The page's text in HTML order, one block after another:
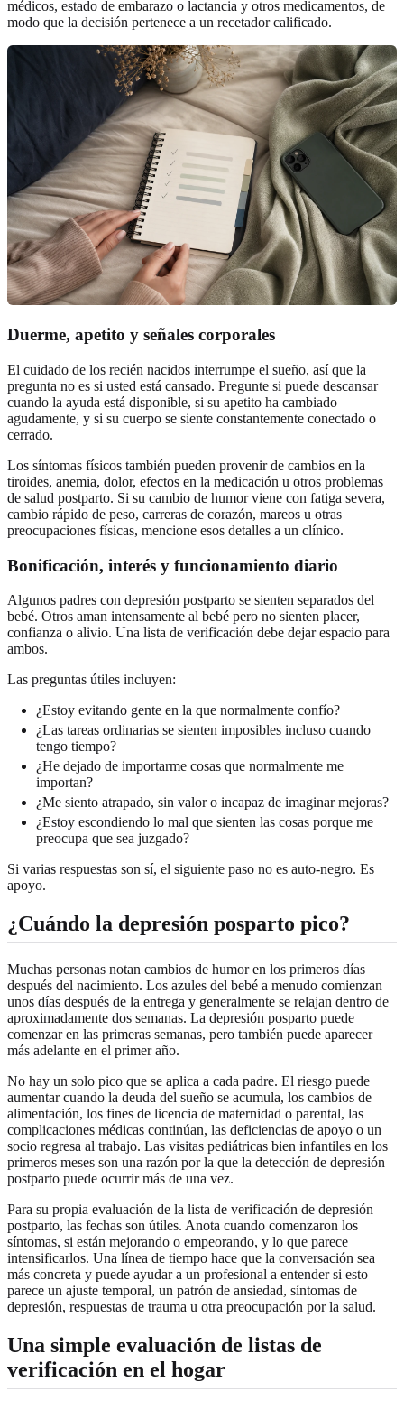
médicos, estado de embarazo o lactancia y otros medicamentos, de
modo que la decisión pertenece a un recetador calificado.
Duerme, apetito y señales corporales
El cuidado de los recién nacidos interrumpe el sueño, así que la
pregunta no es si usted está cansado. Pregunte si puede descansar
cuando la ayuda está disponible, si su apetito ha cambiado
agudamente, y si su cuerpo se siente constantemente conectado o
cerrado.
Los síntomas físicos también pueden provenir de cambios en la
tiroides, anemia, dolor, efectos en la medicación u otros problemas
de salud postparto. Si su cambio de humor viene con fatiga severa,
cambio rápido de peso, carreras de corazón, mareos u otras
preocupaciones físicas, mencione esos detalles a un clínico.
Bonificación, interés y funcionamiento diario
Algunos padres con depresión postparto se sienten separados del
bebé. Otros aman intensamente al bebé pero no sienten placer,
confianza o alivio. Una lista de verificación debe dejar espacio para
ambos.
Las preguntas útiles incluyen:
¿Estoy evitando gente en la que normalmente confío?
¿Las tareas ordinarias se sienten imposibles incluso cuando
tengo tiempo?
¿He dejado de importarme cosas que normalmente me
importan?
¿Me siento atrapado, sin valor o incapaz de imaginar mejoras?
¿Estoy escondiendo lo mal que sienten las cosas porque me
preocupa que sea juzgado?
Si varias respuestas son sí, el siguiente paso no es auto-negro. Es
apoyo.
¿Cuándo la depresión posparto pico?
Muchas personas notan cambios de humor en los primeros días
después del nacimiento. Los azules del bebé a menudo comienzan
unos días después de la entrega y generalmente se relajan dentro de
aproximadamente dos semanas. La depresión posparto puede
comenzar en las primeras semanas, pero también puede aparecer
más adelante en el primer año.
No hay un solo pico que se aplica a cada padre. El riesgo puede
aumentar cuando la deuda del sueño se acumula, los cambios de
alimentación, los fines de licencia de maternidad o parental, las
complicaciones médicas continúan, las deficiencias de apoyo o un
socio regresa al trabajo. Las visitas pediátricas bien infantiles en los
primeros meses son una razón por la que la detección de depresión
postparto puede ocurrir más de una vez.
Para su propia evaluación de la lista de verificación de depresión
postparto, las fechas son útiles. Anota cuando comenzaron los
síntomas, si están mejorando o empeorando, y lo que parece
intensificarlos. Una línea de tiempo hace que la conversación sea
más concreta y puede ayudar a un profesional a entender si esto
parece un ajuste temporal, un patrón de ansiedad, síntomas de
depresión, respuestas de trauma u otra preocupación por la salud.
Una simple evaluación de listas de
verificación en el hogar